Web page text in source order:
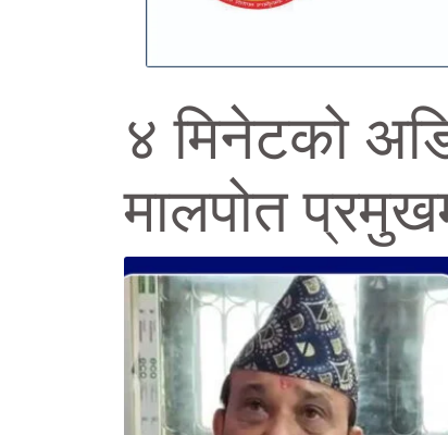
४ मिनेटको
मालपोत